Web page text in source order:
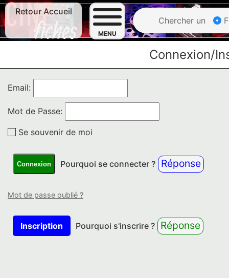
Retour Accueil
MENU
Chercher un
Connexion/
Email:
Mot de Passe:
Se souvenir de moi
Connexion Pourquoi se connecter ? Réponse
Mot de passe oublié ?
Inscription Pourquoi s'inscrire ? Réponse